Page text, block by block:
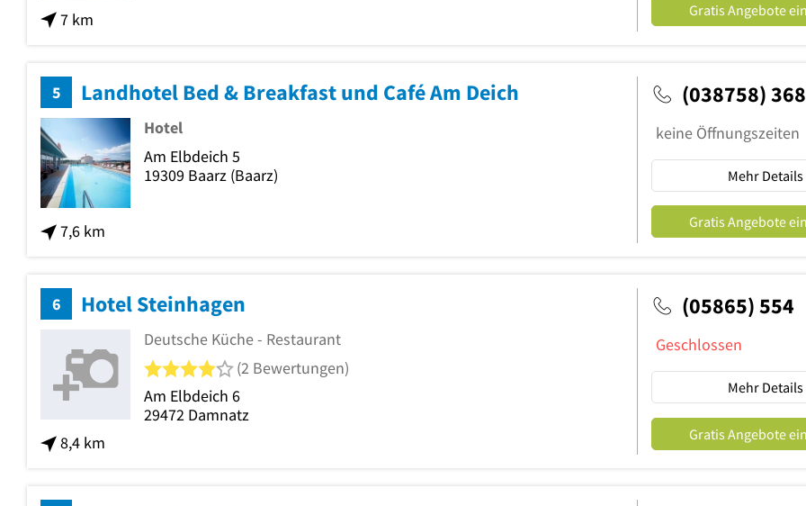
7 km Gratis Angebote
5 Landhotel Bed & Breakfast und Café Am Deich
7,6 km
Hotel
Am Elbdeich 5
19309 Baarz (Baarz)
(038758)
keine Öffnungszeiten
Mehr Details
Gratis Angebote
6 Hotel Steinhagen
8,4 km
Deutsche Küche - Restaurant
4 von 5 Sternen
(2 Bewertungen)
Am Elbdeich 6
29472 Damnatz
(05865) 554
Geschlossen
Mehr Details
Gratis Angebote